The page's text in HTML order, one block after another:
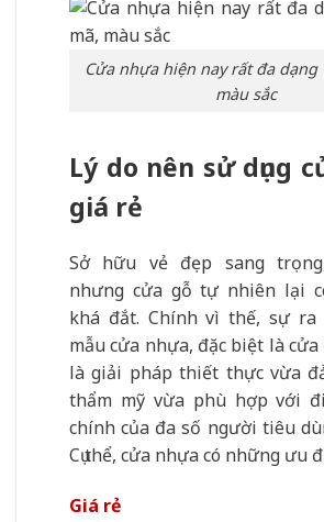
Cửa nhựa hiện nay rất đa dạng
màu sắc
Lý do nên sử dụng
giá rẻ
Sở hữu vẻ đẹp sang
nhưng cửa gỗ tự nhiên lại
khá đắt. Chính vì thế, sự ra
mẫu cửa nhựa, đặc biệt là
là giải pháp thiết thực vừa
thẩm mỹ vừa phù hợp với
chính của đa số người tiêu
Cụ thể, cửa nhựa có những ưu
Giá rẻ